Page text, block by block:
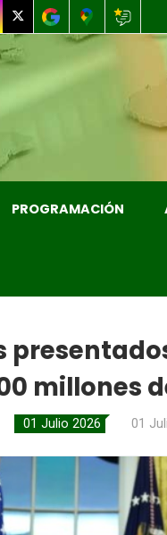
PROGRAMACIÓN
millones
01 Julio 2026 01